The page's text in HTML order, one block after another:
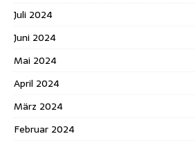
Juli 2024
Juni 2024
Mai 2024
April 2024
März 2024
Februar 2024